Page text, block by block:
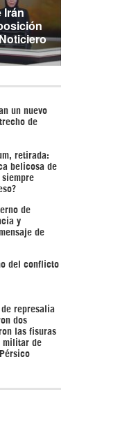
Irán
un nuevo
de
retirada:
belicosa de
siempre
de
y
de
del conflicto
de represalia
dos
las fisuras
militar de